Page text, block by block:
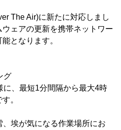
The Air)に新たに対応しまし
ェアの更新を携帯ネットワー
となります。
グ
に、最短1分間隔から最大4時
。
、埃が気になる作業場所にお